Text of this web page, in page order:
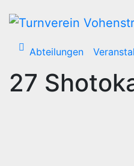
Inhalt
Abteilungen
27